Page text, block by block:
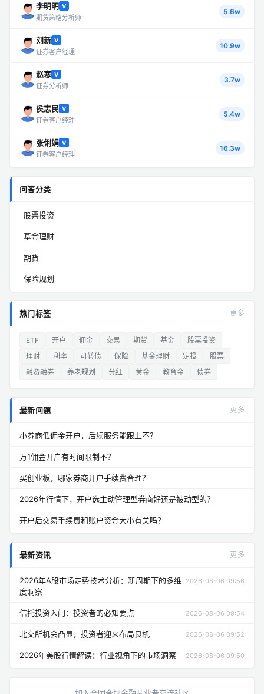
李明明 V
期货策略分析师
5.6w
刘新 V
证券客户经理
10.9w
赵寒 V
证券分析师
3.7w
侯志民 V
证券客户经理
5.4w
张俐娟 V
证券客户经理
16.3w
问答分类
股票投资
基金理财
期货
保险规划
热门标签 更多
ETF 开户 佣金 交易 期货 基金
股票投资
理财
利率 可转债 保险 基金理财 定投
股票
融资融券
养老规划 分红 黄金 教育金 债券
最新问题 更多
小券商低佣金开户，后续服务能跟上不？
万1佣金开户有时间限制不？
买创业板，哪家券商开户手续费合理？
2026年行情下，开户选主动管理型券商好还是被动型的？
开户后交易手续费和账户资金大小有关吗？
最新资讯 更多
2026年A股市场走势技术分析：新周期下的多维
度洞察
2026-08-06 09:56
信托投资入门：投资者的必知要点 2026-08-06 09:54
北交所机会凸显，投资者迎来布局良机 2026-08-06 09:52
2026年美股行情解读：行业视角下的市场洞察 2026-08-06 09:50